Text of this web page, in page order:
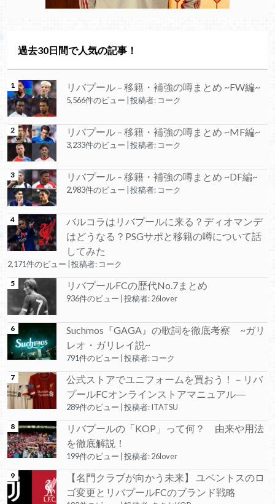
過去30日間で人気の記事！
リバプール – 移籍・補強の噂まとめ ~FW編~
5,566件のビュー 投稿者: コーク
リバプール – 移籍・補強の噂まとめ ~MF編~
3,233件のビュー 投稿者: コーク
リバプール – 移籍・補強の噂まとめ ~DF編~
2,983件のビュー 投稿者: コーク
バルコラはリバプールに来る？ディオマンデ
はどうなる？PSGサポと移籍の噂について話
してみた
2,171件のビュー 投稿者: コーク
リバプールFCの歴代No.7まとめ
936件のビュー 投稿者:26lover
Suchmos『GAGA』の歌詞を徹底考察 ~ガリ
レオ・ガリレイ説~
791件のビュー 投稿者: コーク
公式ストアでユニフォームを買おう！－リバ
プールFCオンラインストアマニュアル―
289件のビュー 投稿者:ITATSU
リバプールの「KOP」って何？ 由来や用法
を徹底解説！
199件のビュー 投稿者:26lover
【名門クラブが向かう未来】 ユベントスのロ
ゴ変更とリバプールFCのブランド戦略